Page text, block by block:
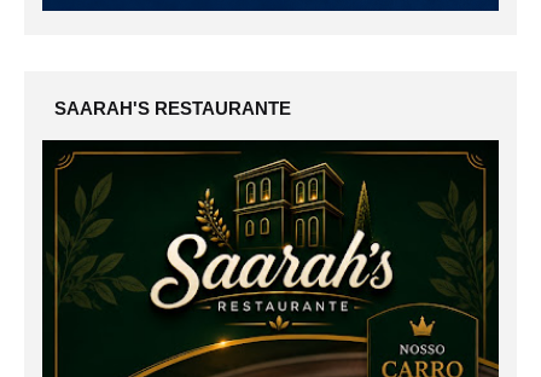
SAARAH'S RESTAURANTE